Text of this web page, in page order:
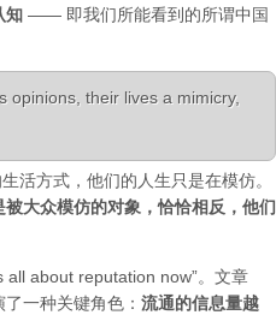
知 —— 即我们所能看到的所谓中国
opinions, their lives a mimicry,
活方式，他们的人生只是在模仿。
大众模仿的对象，恰恰相反，他们
all about reputation now”。文章
一种关键角色： 流通的信息量越